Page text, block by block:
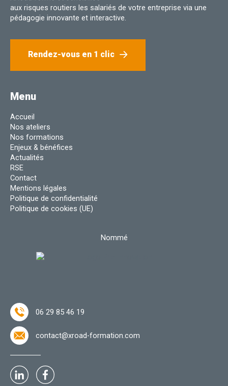
aux risques routiers les salariés de votre entreprise via une
pédagogie innovante et interactive.
Rendez-vous en 1 clic
Menu
Accueil
Nos ateliers
Nos formations
Enjeux & bénéfices
Actualités
RSE
Contact
Mentions légales
Politique de confidentialité
Politique de cookies (UE)
Nommé
06 29 85 46 19
contact@xroad-formation.com